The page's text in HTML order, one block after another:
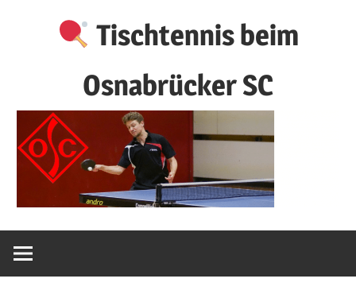
Tischtennis beim
Osnabrücker SC